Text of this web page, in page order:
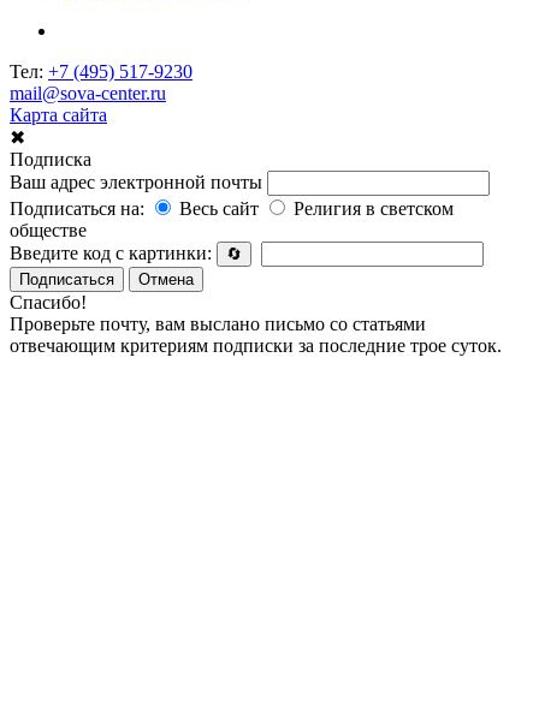
Тел: +7 (495) 517-9230
mail@sova-center.ru
Карта сайта
✖
Подписка
Ваш адрес электронной почты
Подписаться на:
Весь сайт
Религия в светском
обществе
Введите код с картинки:
🔄
Подписаться
Отмена
Спасибо!
Проверьте почту, вам выслано письмо со статьями
отвечающим критериям подписки за последние трое суток.